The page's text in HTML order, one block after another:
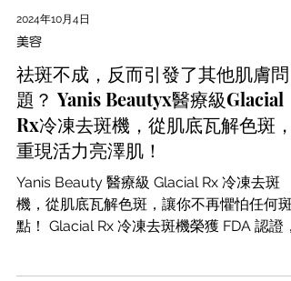
2024年10月4日
美容
祛斑不成，反而引發了其他肌膚問
題？ Yanis Beautyx醫療級Glacial
Rx冷凍去斑機，從肌底瓦解色斑，
重現活力亮澤肌！
Yanis Beauty 醫療級 Glacial Rx 冷凍去斑
機，從肌底瓦解色斑，讓你不再懼怕任何斑
是唯一獲得 FDA 認可的皮膚冷凍系統。有別